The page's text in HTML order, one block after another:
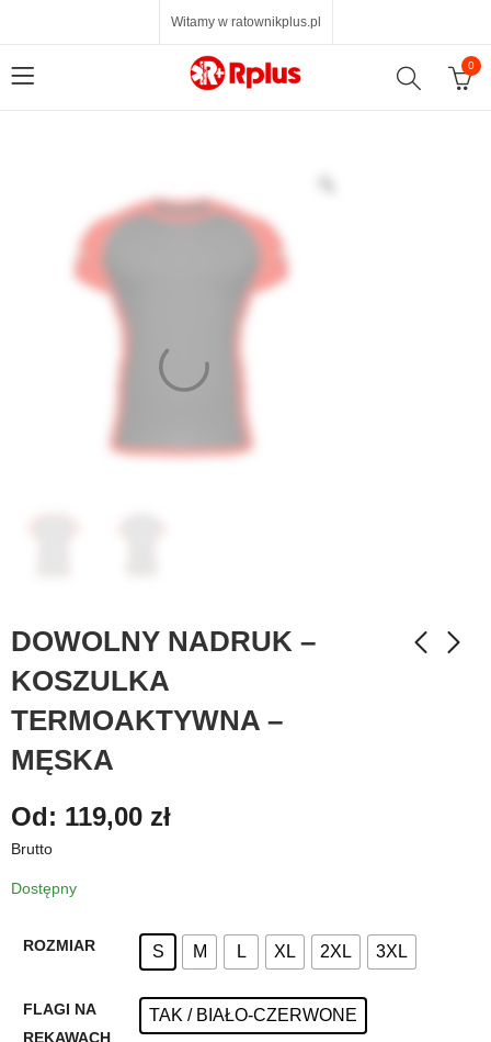
Witamy w ratownikplus.pl
0
DOWOLNY NADRUK –
KOSZULKA
TERMOAKTYWNA –
MĘSKA
Od: 119,00 zł
Brutto
Dostępny
ROZMIAR S M L XL 2XL 3XL
FLAGI NA
RĘKAWACH
TAK / BIAŁO-CZERWONE